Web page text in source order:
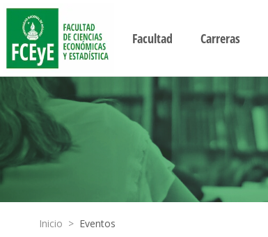
Facultad Carreras
Inicio > Eventos